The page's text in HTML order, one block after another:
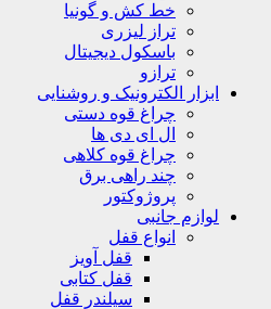
خط کش و گونیا
تراز لیزری
باسکول دیجیتال
ترازو
ابزار الکترونیک و روشنایی
چراغ قوه دستی
ال ای دی ها
چراغ قوه کلاهی
چند راهی برق
پروژوکتور
لوازم جانبی
انواع قفل
قفل آویز
قفل کتابی
سیلندر قفل